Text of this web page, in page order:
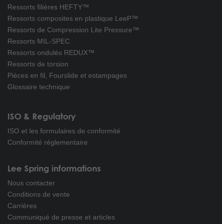
Ressorts filières HEFTY™
Ressorts composites en plastique LeeP™
Ressorts de Compression Lite Pressure™
Ressorts MIL-SPEC
Ressorts ondulés REDUX™
Ressorts de torsion
Pièces en fil, Fourslide et estampages
Glossaire technique
ISO & Regulatory
ISO et les formulaires de conformité
Conformité réglementaire
Lee Spring informations
Nous contacter
Conditions de vente
Carrières
Communiqué de presse et articles